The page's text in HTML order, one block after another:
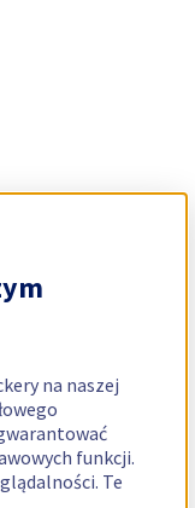
na naszej
funkcji.
Te